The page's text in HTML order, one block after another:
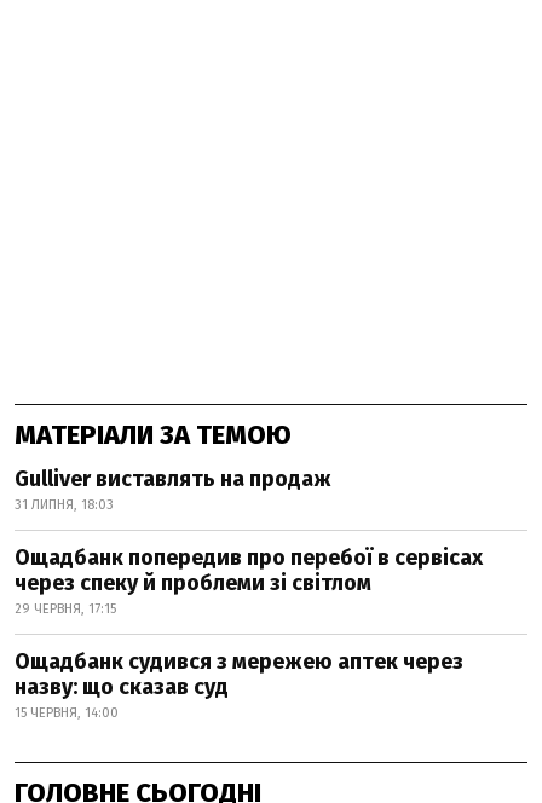
МАТЕРІАЛИ ЗА ТЕМОЮ
Gulliver виставлять на продаж
31 ЛИПНЯ, 18:03
Ощадбанк попередив про перебої в сервісах
через спеку й проблеми зі світлом
29 ЧЕРВНЯ, 17:15
Ощадбанк судився з мережею аптек через
назву: що сказав суд
15 ЧЕРВНЯ, 14:00
ГОЛОВНЕ СЬОГОДНІ